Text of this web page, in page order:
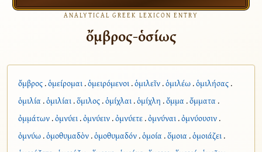
ANALYTICAL GREEK LEXICON ENTRY
ὄμβρος-ὁσίως
ὄμβρος.ὁμείρομαι.ὁμειρόμενοι.ὁμιλεῖν.ὁμιλέω.ὁμιλήσας.
ὁμιλία .ὁμιλίαι.ὅμιλος.ὁμίχλαι.ὁμίχλη .ὄμμα .ὄμματα .
ὀμμάτων.ὀμνύει.ὀμνύειν.ὀμνύετε.ὀμνύναι.ὀμνύουσιν.
ὀμνύω.ὁμοθυμαδὸν.ὁμοθυμαδόν.ὁμοία .ὅμοια .ὁμοιάζει.